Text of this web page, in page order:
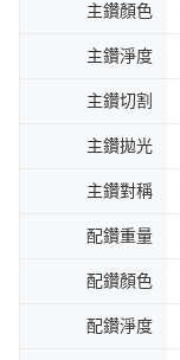
主鑽顏色
主鑽淨度
主鑽切割
主鑽拋光
主鑽對稱
配鑽重量
配鑽顏色
配鑽淨度